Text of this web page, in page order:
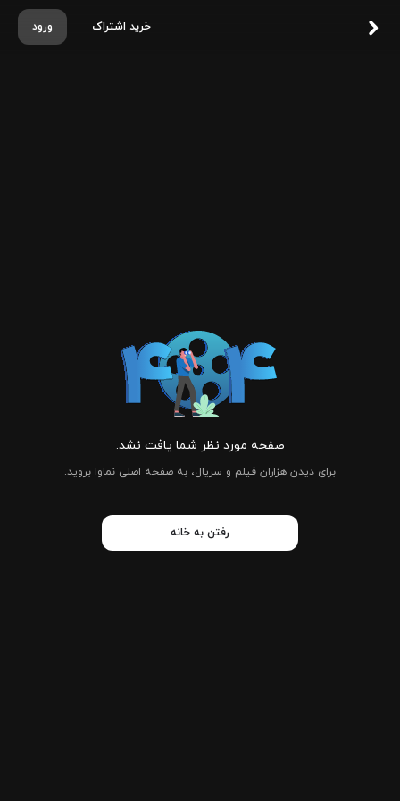
ورود خرید اشتراک
صفحه مورد نظر شما یافت نشد.
برای دیدن هزاران فیلم و سریال، به صفحه اصلی نماوا بروید.
رفتن به خانه